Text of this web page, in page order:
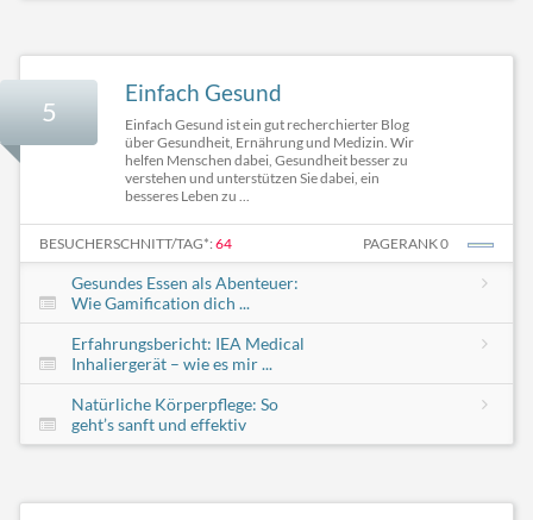
5
Einfach Gesund
Einfach Gesund ist ein gut recherchierter Blog
über Gesundheit, Ernährung und Medizin. Wir
helfen Menschen dabei, Gesundheit besser zu
verstehen und unterstützen Sie dabei, ein
besseres Leben zu ...
BESUCHERSCHNITT/TAG*: 64 PAGERANK 0
Gesundes Essen als Abenteuer:
Wie Gamification dich ...
Erfahrungsbericht: IEA Medical
Inhaliergerät – wie es mir ...
Natürliche Körperpflege: So
geht’s sanft und effektiv